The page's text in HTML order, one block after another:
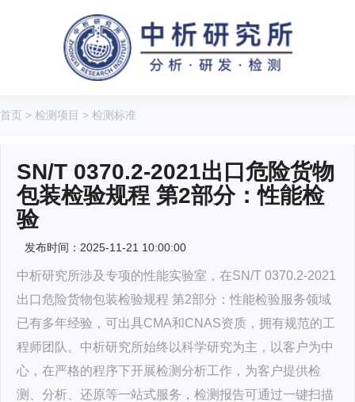
首页 > 检测项目 > 检测标准
SN/T 0370.2-2021出口危险货物
包装检验规程 第2部分：性能检
验
发布时间：2025-11-21 10:00:00
中析研究所涉及专项的性能实验室，在SN/T 0370.2-2021
出口危险货物包装检验规程 第2部分：性能检验服务领域
已有多年经验，可出具CMA和CNAS资质，拥有规范的工
程师团队。中析研究所始终以科学研究为主，以客户为中
心，在严格的程序下开展检测分析工作，为客户提供检
测、分析、还原等一站式服务，检测报告可通过一键扫描